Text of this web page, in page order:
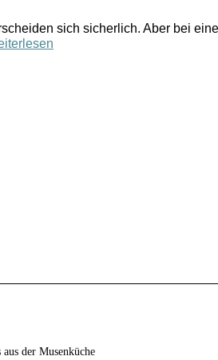
sich sicherlich. Aber bei
der Musenküche